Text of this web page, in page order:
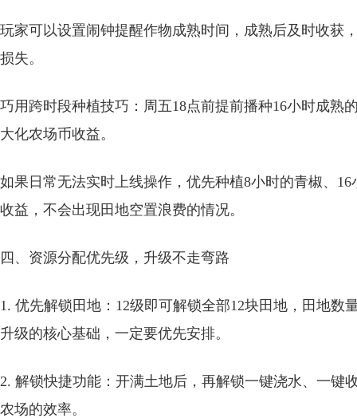
玩家可以设置闹钟提醒作物成熟时间，成熟后及时收获
损失。
巧用跨时段种植技巧：周五18点前提前播种16小时成熟
大化农场币收益。
如果日常无法实时上线操作，优先种植8小时的青椒、
收益，不会出现田地空置浪费的情况。
四、资源分配优先级，升级不走弯路
1. 优先解锁田地：12级即可解锁全部12块田地，田地
升级的核心基础，一定要优先安排。
2. 解锁快捷功能：开满土地后，再解锁一键浇水、一键
农场的效率。